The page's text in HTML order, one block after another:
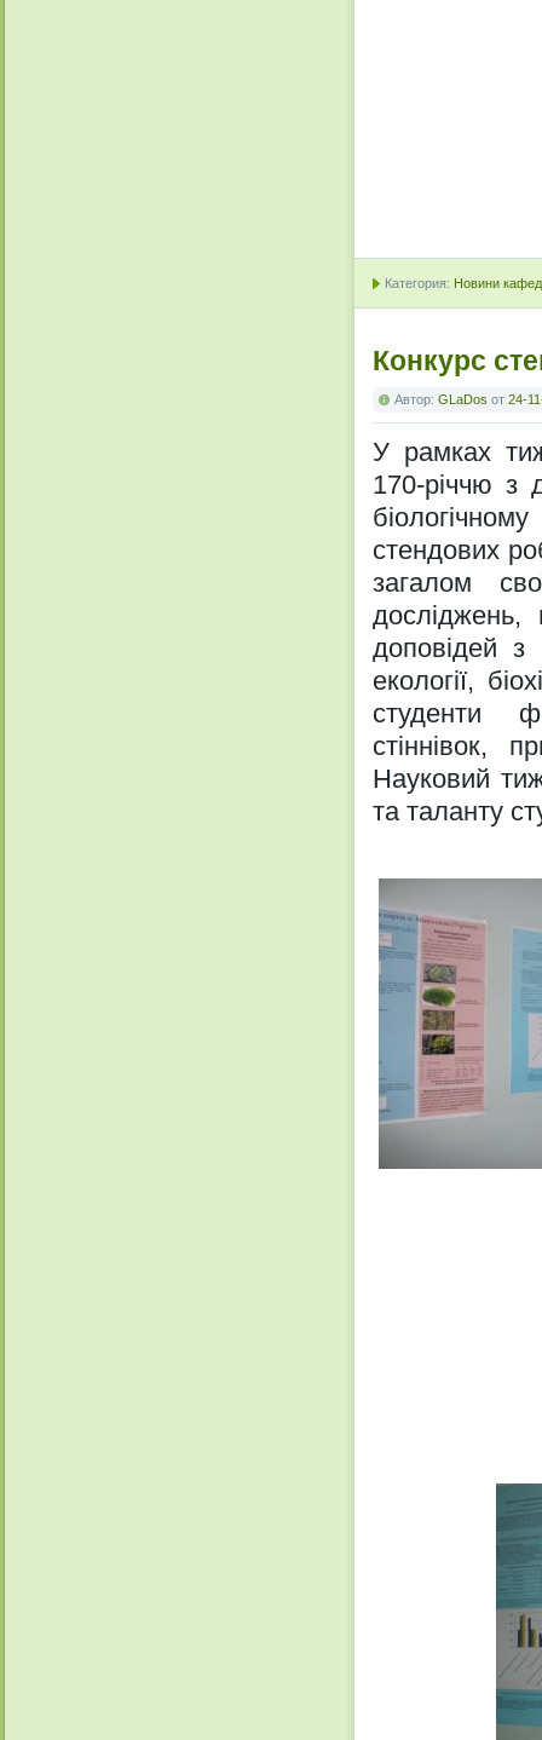
Категория: Новини
Конкурс
Автор: GLaDos от 24-
У рамках
170-річчю з
стендових
загалом
досліджень,
доповідей з
екології,
студенти
стіннівок,
Науковий
та таланту